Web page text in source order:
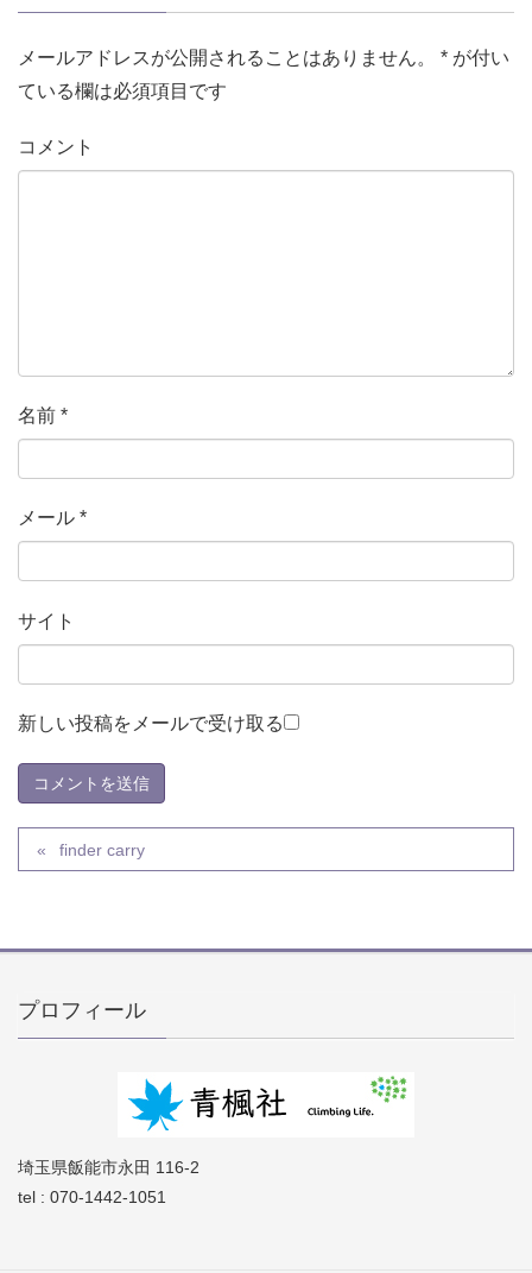
メールアドレスが公開されることはありません。 * が付い
ている欄は必須項目です
コメント
名前 *
メール *
サイト
新しい投稿をメールで受け取る
finder carry
プロフィール
埼玉県飯能市永田 116-2
tel : 070-1442-1051